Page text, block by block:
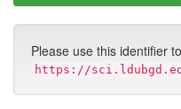
Please use this identifier
https://